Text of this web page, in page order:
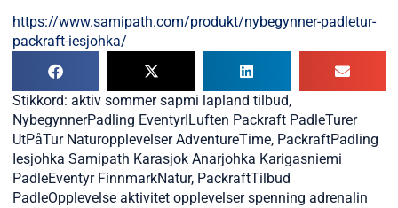
https://www.samipath.com/produkt/nybegynner-padletur-
packraft-iesjohka/
Stikkord: aktiv sommer sapmi lapland tilbud,
NybegynnerPadling EventyrILuften Packraft PadleTurer
UtPåTur Naturopplevelser AdventureTime, PackraftPadling
Iesjohka Samipath Karasjok Anarjohka Karigasniemi
PadleEventyr FinnmarkNatur, PackraftTilbud
PadleOpplevelse aktivitet opplevelser spenning adrenalin